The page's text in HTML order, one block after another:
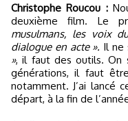
Christophe Roucou :
deuxième film. Le
musulmans, les voix
dialogue en acte ». Il ne
», il faut des outils. On
générations, il faut
notamment. J’ai lancé
départ, à la fin de